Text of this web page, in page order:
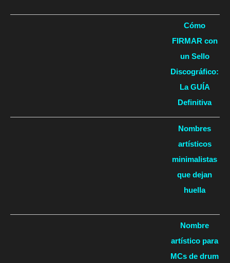
Cómo
FIRMAR con
un Sello
Discográfico:
La GUÍA
Definitiva
Nombres
artísticos
minimalistas
que dejan
huella
Nombre
artístico para
MCs de drum